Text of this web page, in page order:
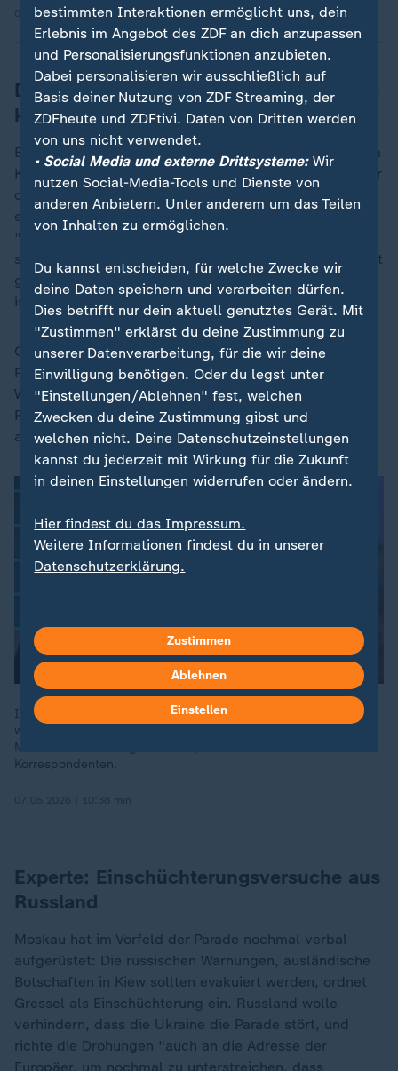
07.05.2026 | 41:45 min
Drohnenangriff auf Moskauer Hochhaus
kein Erfolg für Kiew
Ein Drohnenangriff, der zuletzt ein Hochhaus nahe dem
Kreml traf, wertet Gressel nicht als Erfolgsmeldung für
die Ukraine. Die Drohne sei durch russische
elektronische Kampfführung gestört worden und sei
"blind durch die Gegend" geflogen. Eigentliches Ziel
sei ein Rüstungsunternehmen in einem Moskauer Vorort
gewesen. Der Vorfall zeige vielmehr, "wie schwierig es
ist, in Moskau durchzukommen."
Gressel betont auch, ein symbolischer Angriff auf die
Parade bringe der Ukraine keinen strukturellen Vorteil.
Wichtiger sei es, russische Produktionskapazitäten für
Raketen und Munition zu zerstören - "bevor sie
abgefeuert wurden".
Im Krieg gegen Russland macht die Ukraine aus ihrer Sicht
wichtige Fortschritte. Welche Folgen das für das
Machtverhältnis insgesamt hat, erklären die ZDF-
Korrespondenten.
Experte: Einschüchterungsversuche aus
Russland
Moskau hat im Vorfeld der Parade nochmal verbal
aufgerüstet: Die russischen Warnungen, ausländische
Botschaften in Kiew sollten evakuiert werden, ordnet
Gressel als Einschüchterung ein. Russland wolle
verhindern, dass die Ukraine die Parade stört, und
richte die Drohungen "auch an die Adresse der
Europäer, um nochmal zu unterstreichen, dass
bestimmten Interaktionen ermöglicht uns, dein
Erlebnis im Angebot des ZDF an dich anzupassen
und Personalisierungsfunktionen anzubieten.
Dabei personalisieren wir ausschließlich auf
Basis deiner Nutzung von ZDF Streaming, der
ZDFheute und ZDFtivi. Daten von Dritten werden
von uns nicht verwendet.
• Social Media und externe Drittsysteme:Wir
nutzen Social-Media-Tools und Dienste von
anderen Anbietern. Unter anderem um das Teilen
von Inhalten zu ermöglichen.
Du kannst entscheiden, für welche Zwecke wir
deine Daten speichern und verarbeiten dürfen.
Dies betrifft nur dein aktuell genutztes Gerät. Mit
"Zustimmen" erklärst du deine Zustimmung zu
unserer Datenverarbeitung, für die wir deine
Einwilligung benötigen. Oder du legst unter
"Einstellungen/Ablehnen" fest, welchen
Zwecken du deine Zustimmung gibst und
welchen nicht. Deine Datenschutzeinstellungen
kannst du jederzeit mit Wirkung für die Zukunft
in deinen Einstellungen widerrufen oder ändern.
Hier findest du das Impressum.
Weitere Informationen findest du in unserer
Datenschutzerklärung.
Zustimmen
Ablehnen
Einstellen